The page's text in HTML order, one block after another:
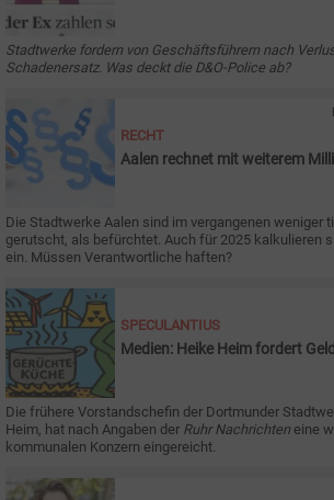
Stadtwerke fordern von Geschäftsführern nach
Schadenersatz. Was deckt die D&O-Police ab?
RECHT
Aalen rechnet mit weiterem
Die Stadtwerke Aalen sind im vergangenen weniger
gerutscht, als befürchtet. Auch für 2025 kalkulieren
ein. Müssen Verantwortliche haften?
SPECULANTIUS
Medien: Heike Heim fordert
Die frühere Vorstandschefin der Dortmunder
Heim, hat nach Angaben der Ruhr Nachrichten eine
kommunalen Konzern eingereicht.